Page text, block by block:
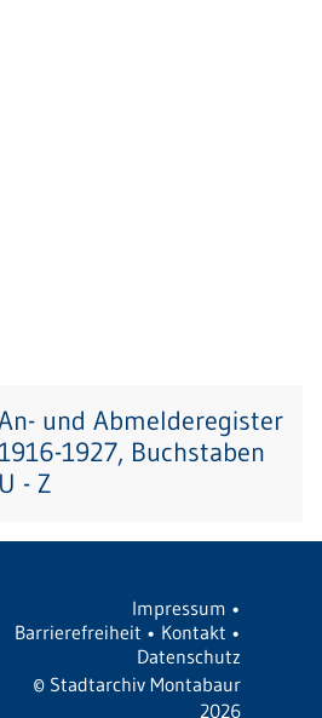
und Abmelderegister
1927, Buchstaben
U - Z
Impressum •
Barrierefreiheit • Kontakt •
Datenschutz
© Stadtarchiv Montabaur
2026